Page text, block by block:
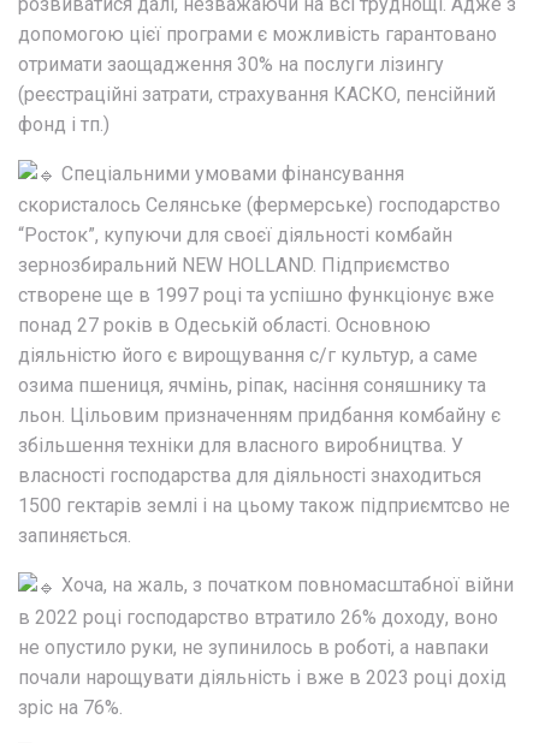
допомогою цієї програми є можливість гарантовано
отримати заощадження 30% на послуги лізингу
(реєстраційні затрати, страхування КАСКО, пенсійний
фонд і тп.)
Спеціальними умовами фінансування
скористалось Селянське (фермерське) господарство
“Росток”, купуючи для своєї діяльності комбайн
зернозбиральний NEW HOLLAND. Підприємство
створене ще в 1997 році та успішно функціонує вже
понад 27 років в Одеській області. Основною
діяльністю його є вирощування с/г культур, а саме
озима пшениця, ячмінь, ріпак, насіння соняшнику та
льон. Цільовим призначенням придбання комбайну є
збільшення техніки для власного виробництва. У
власності господарства для діяльності знаходиться
1500 гектарів землі і на цьому також підприємтсво не
запиняється.
Хоча, на жаль, з початком повномасштабної війни
в 2022 році господарство втратило 26% доходу, воно
не опустило руки, не зупинилось в роботі, а навпаки
почали нарощувати діяльність і вже в 2023 році дохід
зріс на 76%.